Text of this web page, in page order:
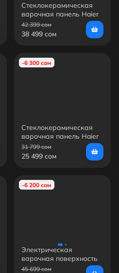
Стеклокерамическая
варочная панель Haier
HHY-C64TOFB
42 399 сом
38 499 сом
-6 300 сом
Стеклокерамическая
варочная панель Haier
HHY-C64DVB
31 799 сом
25 499 сом
-6 200 сом
Электрическая
варочная поверхность
Hansa BHC96906
45 699 сом